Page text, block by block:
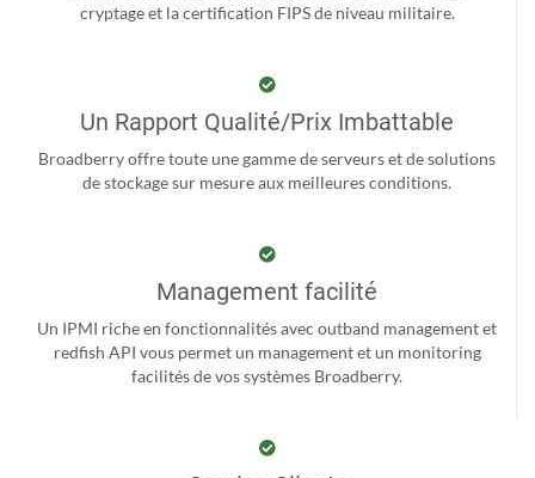
cryptage et la certification FIPS de niveau militaire.
Un Rapport Qualité/Prix Imbattable
Broadberry offre toute une gamme de serveurs et de solutions
de stockage sur mesure aux meilleures conditions.
Management facilité
Un IPMI riche en fonctionnalités avec outband management et
redfish API vous permet un management et un monitoring
facilités de vos systèmes Broadberry.